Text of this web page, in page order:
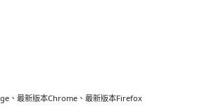
、最新版本Chrome、最新版本Firefox